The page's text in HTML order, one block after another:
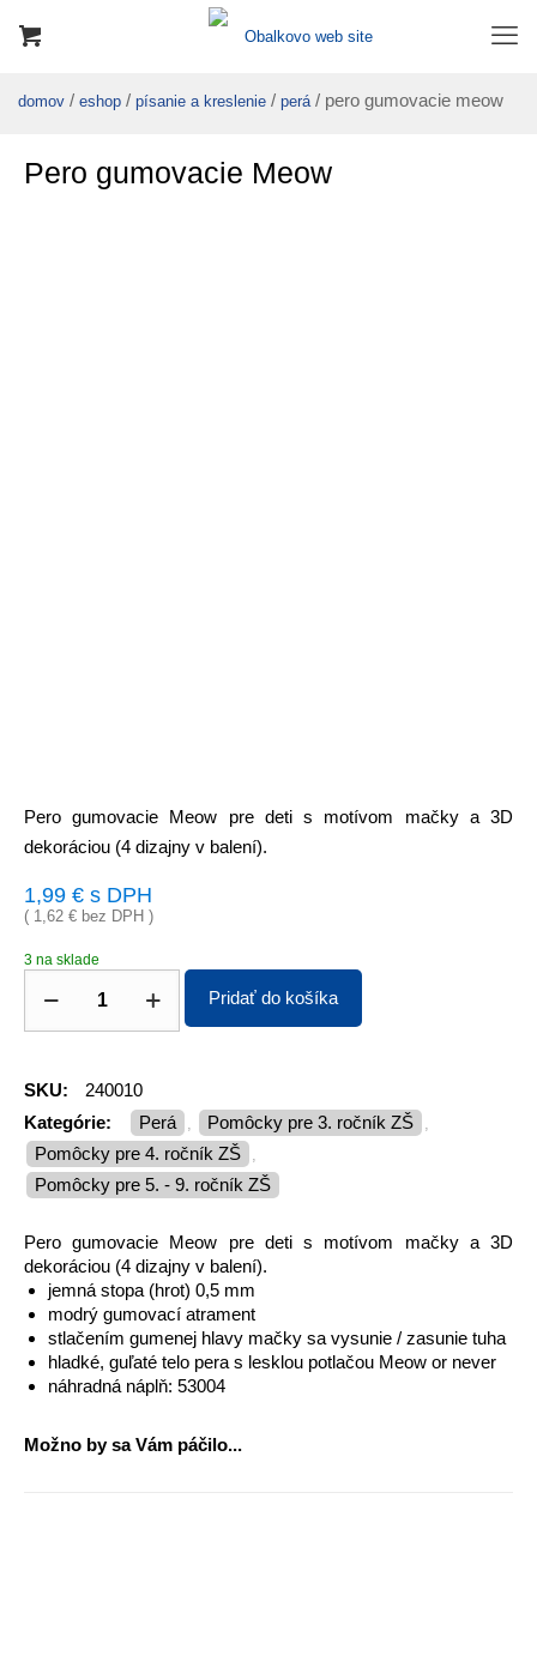
domov / eshop / písanie a kreslenie / perá / pero gumovacie meow
Pero gumovacie Meow
Pero gumovacie Meow pre deti s motívom mačky a 3D
dekoráciou (4 dizajny v balení).
1,99 € s DPH
( 1,62 € bez DPH )
3 na sklade
Pridať do košíka
SKU:
240010
Kategórie:
Perá , Pomôcky pre 3. ročník ZŠ ,
Pomôcky pre 4. ročník ZŠ ,
Pomôcky pre 5. - 9. ročník ZŠ
Pero gumovacie Meow pre deti s motívom mačky a 3D
dekoráciou (4 dizajny v balení).
jemná stopa (hrot) 0,5 mm
modrý gumovací atrament
stlačením gumenej hlavy mačky sa vysunie / zasunie tuha
hladké, guľaté telo pera s lesklou potlačou Meow or never
náhradná náplň: 53004
Možno by sa Vám páčilo...